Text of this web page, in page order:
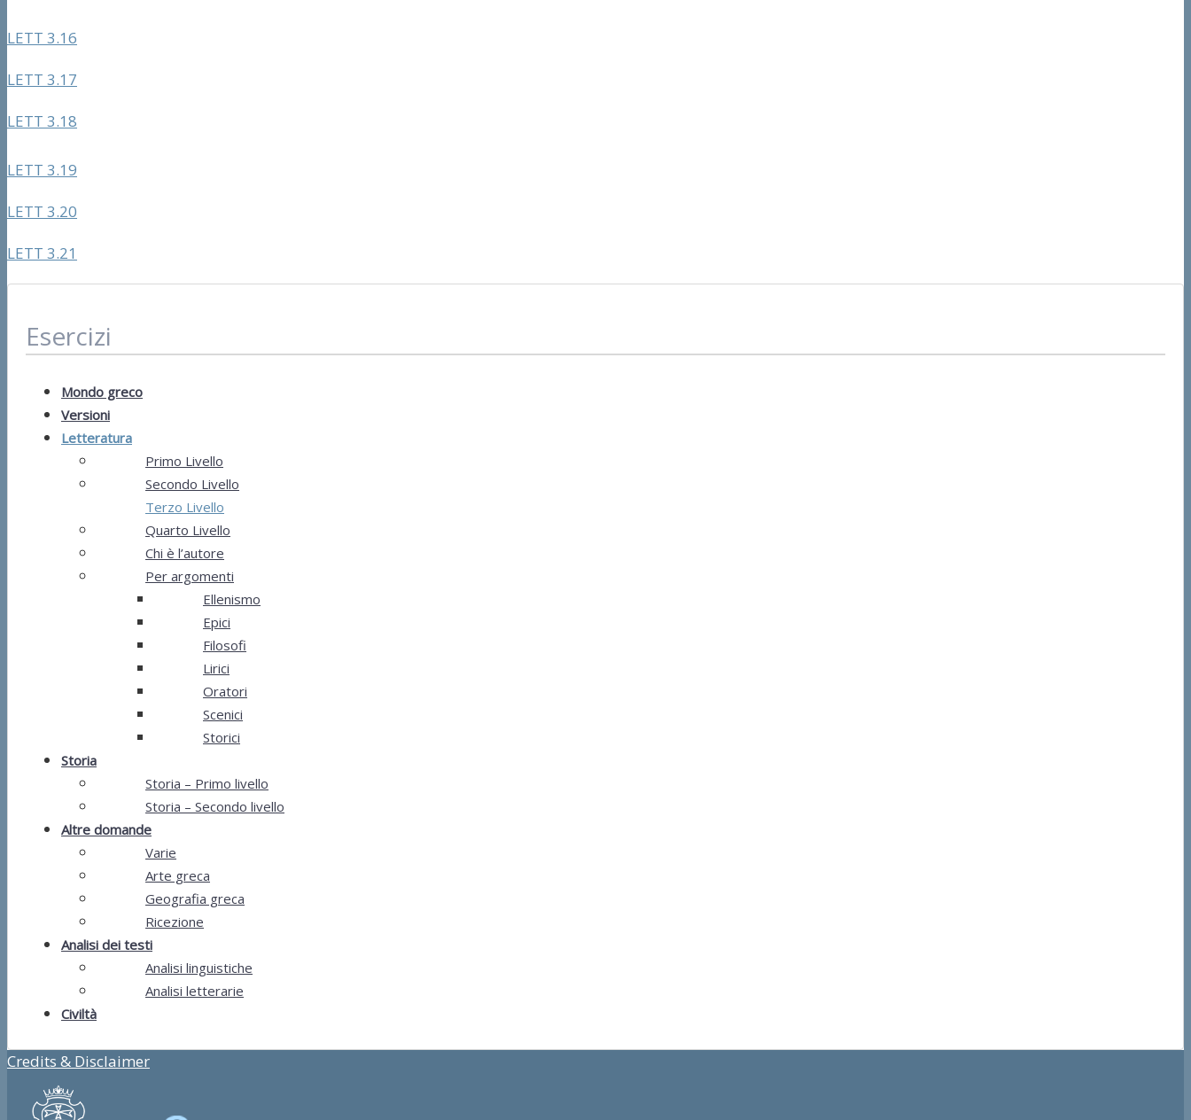
LETT 3.16
LETT 3.17
LETT 3.18
LETT 3.19
LETT 3.20
LETT 3.21
Esercizi
Mondo greco
Versioni
Letteratura
Primo Livello
Secondo Livello
Terzo Livello
Quarto Livello
Chi è l’autore
Per argomenti
Ellenismo
Epici
Filosofi
Lirici
Oratori
Scenici
Storici
Storia
Storia – Primo livello
Storia – Secondo livello
Altre domande
Varie
Arte greca
Geografia greca
Ricezione
Analisi dei testi
Analisi linguistiche
Analisi letterarie
Civiltà
Credits & Disclaimer